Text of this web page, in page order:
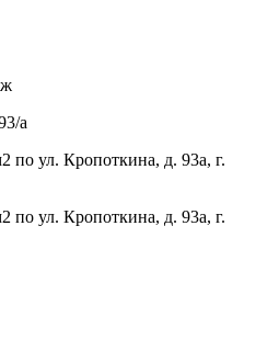
а
по ул. Кропоткина, д. 93а, г.
по ул. Кропоткина, д. 93а, г.